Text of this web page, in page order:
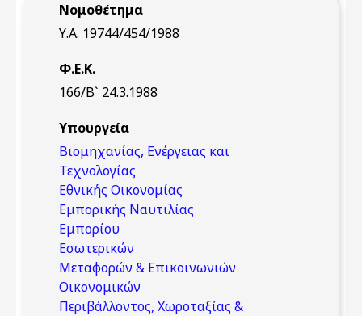
Νομοθέτημα
Υ.Α. 19744/454/1988
Φ.Ε.Κ.
166/Β` 24.3.1988
Υπουργεία
Βιομηχανίας, Ενέργειας και
Τεχνολογίας
Εθνικής Οικονομίας
Εμπορικής Ναυτιλίας
Εμπορίου
Εσωτερικών
Μεταφορών & Επικοινωνιών
Οικονομικών
Περιβάλλοντος, Χωροταξίας &